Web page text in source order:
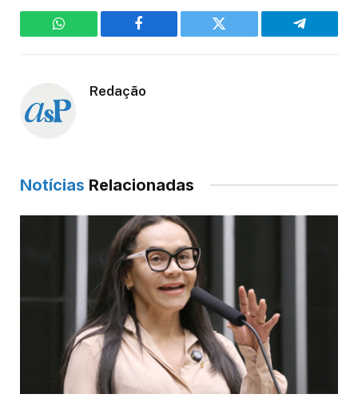
WhatsApp Facebook Twitter Telegram
Redação
Notícias Relacionadas